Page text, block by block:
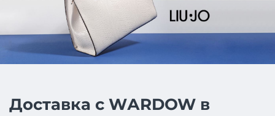
Доставка с WАRDOW в